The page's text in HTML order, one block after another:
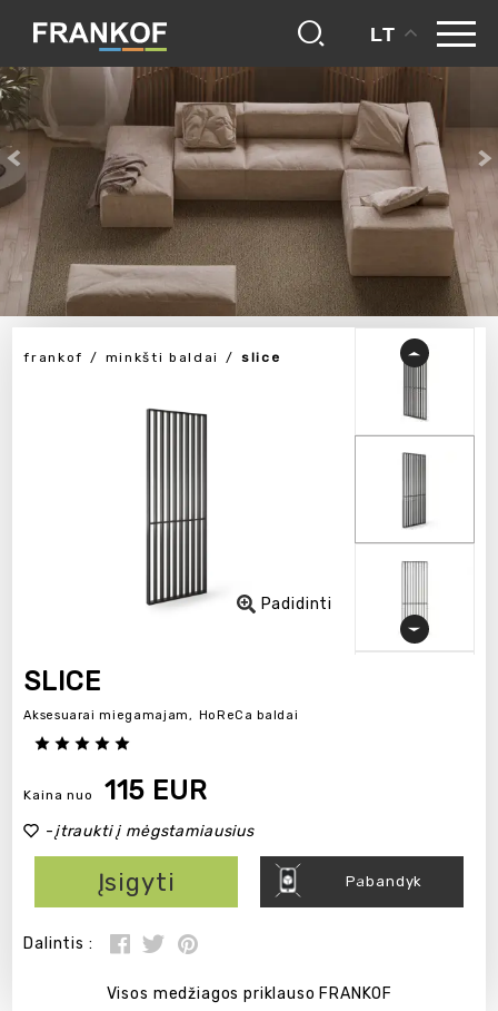
LT
frankof minkšti baldai slice
Padidinti
SLICE
Aksesuarai miegamajam, HoReCa baldai
Kaina nuo 115 EUR
-įtraukti į mėgstamiausius
Įsigyti Pabandyk
Dalintis :
Visos medžiagos priklauso FRANKOF